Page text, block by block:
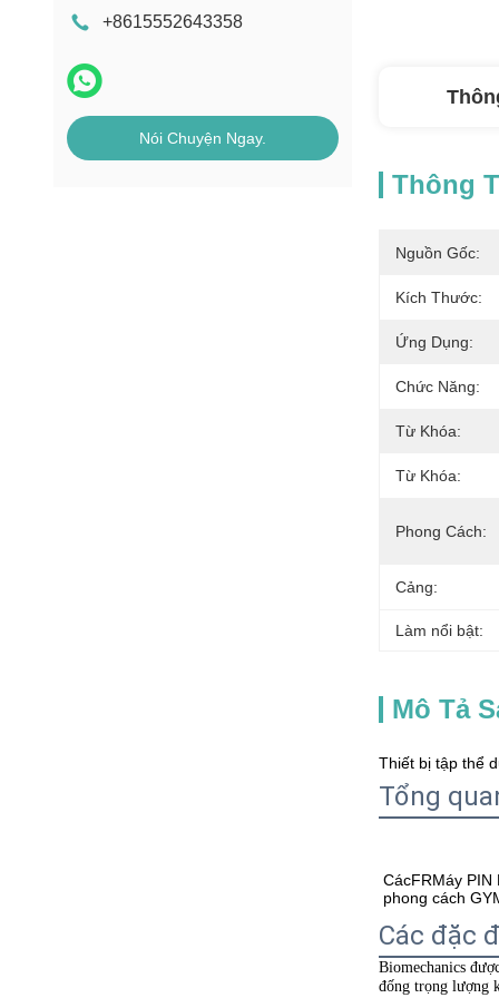
+8615552643358
Nói Chuyện Ngay.
Thông
Nguồn Gốc:
Kích Thước:
Ứng Dụng:
Chức Năng:
Từ Khóa:
Từ Khóa:
Phong Cách:
Cảng:
Làm nổi bật:
Mô Tả
Thiết bị tập thể
Tổng
CácFRMáy PIN
phong cách
Các đặc
Biomechanics
đống trọng lượng